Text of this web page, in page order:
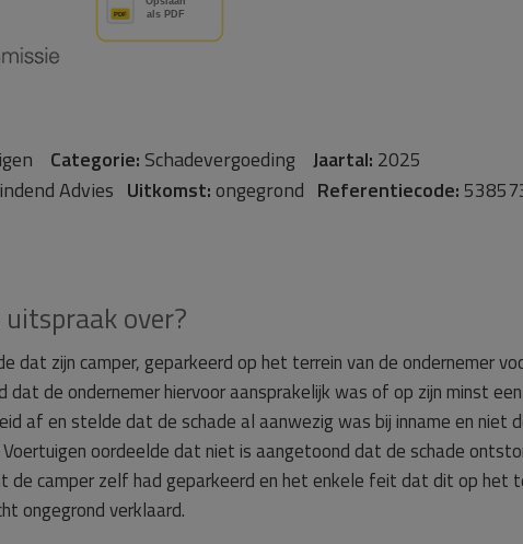
Categorie: Schadevergoeding Jaartal: 2025
Advies Uitkomst:ongegrond Referentiecode:
over?
dat zijn camper, geparkeerd op het terrein van de ondernemer
dat de ondernemer hiervoor aansprakelijk was of op zijn minst
af en stelde dat de schade al aanwezig was bij inname en
Voertuigen oordeelde dat niet is aangetoond dat de schade
de camper zelf had geparkeerd en het enkele feit dat dit op het
ongegrond verklaard.